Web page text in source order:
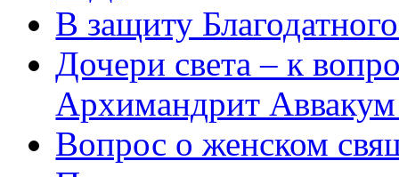
В защиту
Дочери света – к
Архимандрит
Вопрос о женском